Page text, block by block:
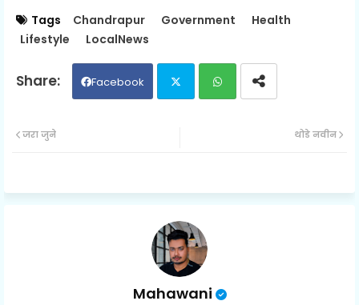
Tags Chandrapur Government
Health
Lifestyle
LocalNews
Facebook
ap
थोडे नवीन
जरा जुने
Mahawani